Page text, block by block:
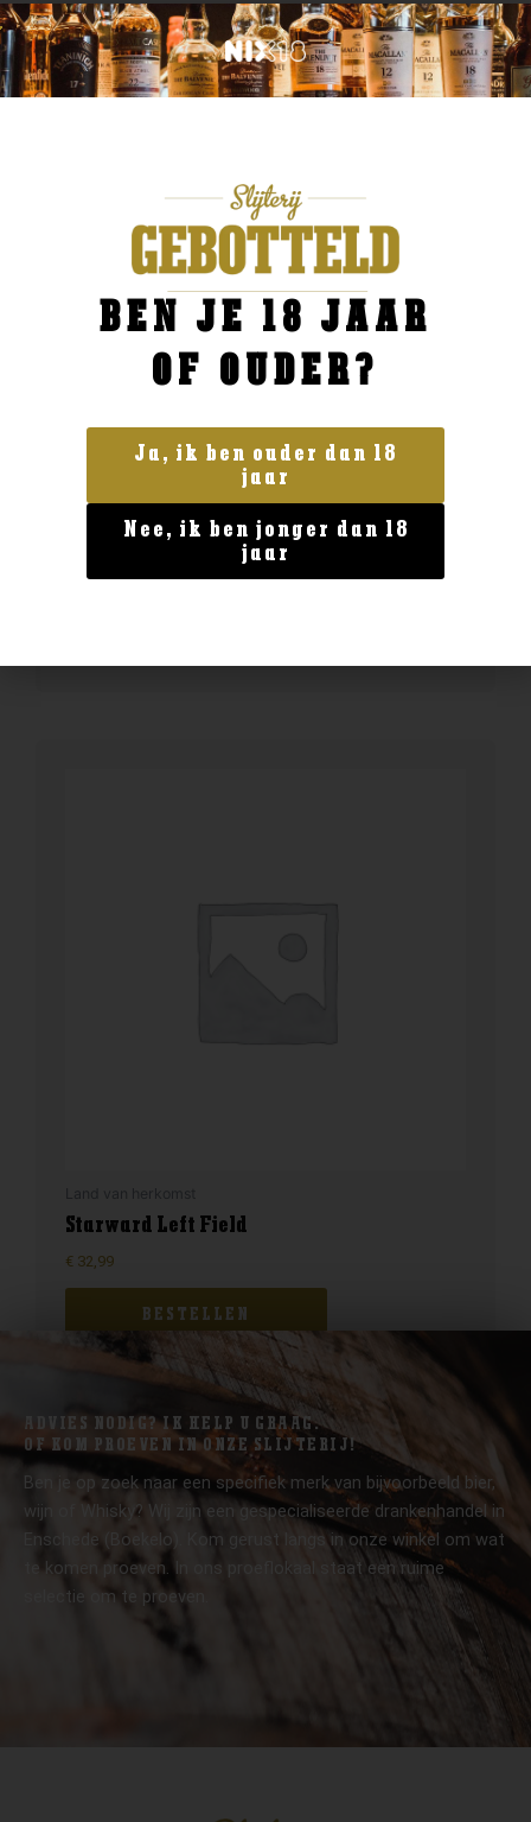
Land van herkomst
Fettercairn 12 year
44,99
Starward Left Field
€ 32,99
BESTELLEN
ADVIES NODIG? IK HELP U GRAAG.
OF KOM PROEVEN IN ONZE SLIJTERIJ!
Ben je op zoek naar een specifiek merk van bijvoorbeeld bier,
wijn of Whisky? Wij zijn een gespecialiseerde drankenhandel in
Enschede (Boekelo). Kom gerust langs in onze winkel om wat
te komen proeven. In ons proeflokaal staat een ruime
selectie om te proeven.
BEN JE 18 JAAR
OF OUDER?
Ja, ik ben ouder dan 18
jaar
Nee, ik ben jonger dan 18
jaar